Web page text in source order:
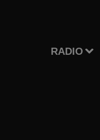
RADIO